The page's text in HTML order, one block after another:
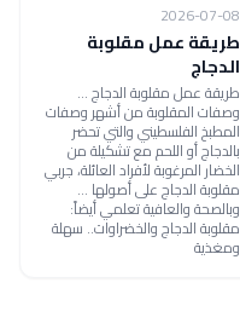
2026-07-08
طريقة عمل مقلوبة
الدجاج
طريقة عمل مقلوبة الدجاج ...
وصفات المقلوبة من أشهر وصفات
المطبخ الفلسطيني والتي تحضر
بالدجاج أو اللحم مع تشكيلة من
الخضار المرغوبة لأفراد العائلة، جربي
مقلوبة الدجاج على أصولها ...
وبالصحة والعافية تعلمي أيضاً:
مقلوبة الدجاج والخضراوات.. سهلة
ومغذية